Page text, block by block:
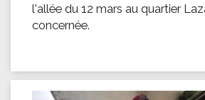
l'allée du 12 mars au quartier
concernée.